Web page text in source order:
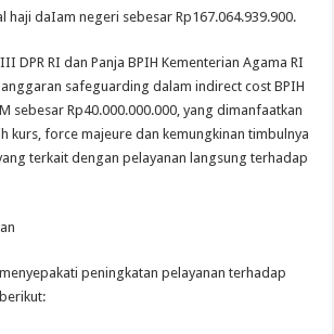
haji daIam negeri sebesar Rp167.064.939.900.
DPR RI dan Panja BPIH Kementerian Agama RI
safeguarding dalam indirect cost BPIH
sebesar Rp40.000.000.000, yang dimanfaatkan
kurs, force majeure dan kemungkinan timbulnya
terkait dengan pelayanan langsung terhadap
peningkatan pelayanan terhadap